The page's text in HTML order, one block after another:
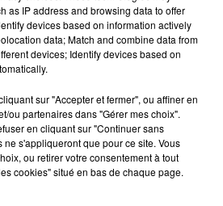
as IP address and browsing data to offer
devices based on information actively
data; Match and combine data from
devices; Identify devices based on
sur "Accepter et fermer", ou affiner en
ou partenaires dans "Gérer mes choix".
en cliquant sur "Continuer sans
ne s'appliqueront que pour ce site. Vous
ou retirer votre consentement à tout
cookies" situé en bas de chaque page.